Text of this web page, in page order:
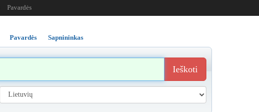
Pavardės
Pavardės Sapnininkas
Ieškoti